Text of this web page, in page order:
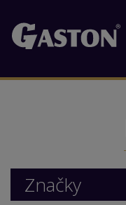
Značky